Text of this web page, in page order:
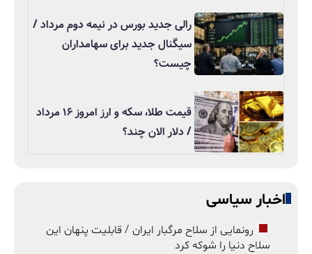
رالی جدید بورس در نیمه دوم مرداد /
سیگنال جدید برای سهامداران
چیست؟
قیمت طلا، سکه و ارز امروز ۱۶ مرداد
/ دلار الان چند؟
اخبار سیاسی
رونمایی از سلاح مرگبار ایران / قابلیت پنهان این
سلاح دنیا را شوکه کرد